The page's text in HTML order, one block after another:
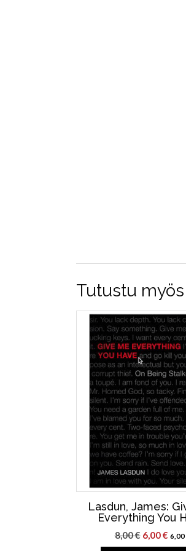
Tutustu myös
Lasdun, James:
Everything You
8,00€
hinta
6,00€ 6,00